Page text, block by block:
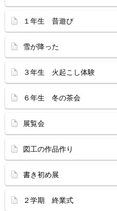
１年生 昔遊び
雪が降った
３年生 火起こし体験
６年生 冬の茶会
展覧会
図工の作品作り
書き初め展
２学期 終業式